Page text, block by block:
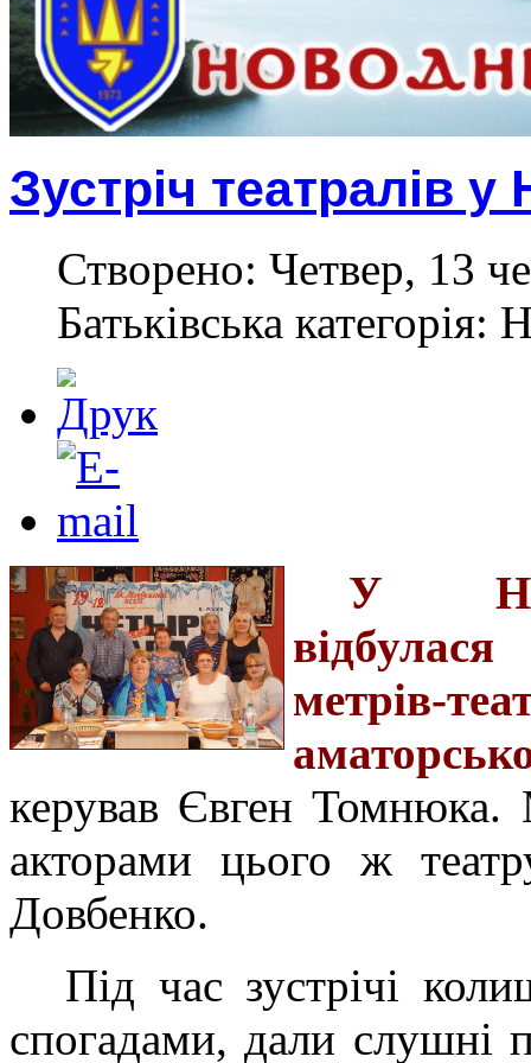
Зустріч театралів
Створено: Четвер, 13
Батьківська категорія:
У
метрів-
керував Євген Томнюка.
акторами цього ж
Довбенко.
Під час зустрічі
спогадами, дали слушні